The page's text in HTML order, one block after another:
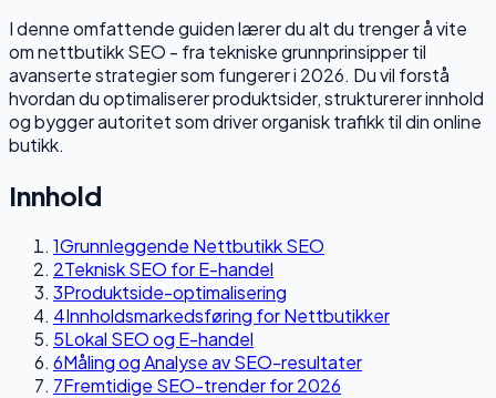
I denne omfattende guiden lærer du alt du trenger å vite
om nettbutikk SEO - fra tekniske grunnprinsipper til
avanserte strategier som fungerer i 2026. Du vil forstå
hvordan du optimaliserer produktsider, strukturerer innhold
og bygger autoritet som driver organisk trafikk til din online
butikk.
Innhold
1Grunnleggende Nettbutikk SEO
2Teknisk SEO for E-handel
3Produktside-optimalisering
4Innholdsmarkedsføring for Nettbutikker
5Lokal SEO og E-handel
6Måling og Analyse av SEO-resultater
7Fremtidige SEO-trender for 2026